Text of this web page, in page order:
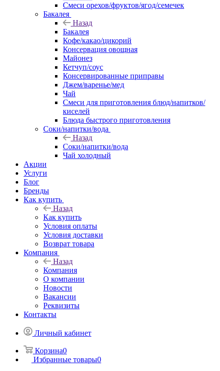
Смеси орехов/фруктов/ягод/семечек
Бакалея
Назад
Бакалея
Кофе/какао/цикорий
Консервация овощная
Майонез
Кетчуп/соус
Консервированные приправы
Джем/варенье/мед
Чай
Смеси для приготовления блюд/напитков/
киселей
Блюда быстрого приготовления
Соки/напитки/вода
Назад
Соки/напитки/вода
Чай холодный
Акции
Услуги
Блог
Бренды
Как купить
Назад
Как купить
Условия оплаты
Условия доставки
Возврат товара
Компания
Назад
Компания
О компании
Новости
Вакансии
Реквизиты
Контакты
Личный кабинет
Корзина0
Избранные товары0